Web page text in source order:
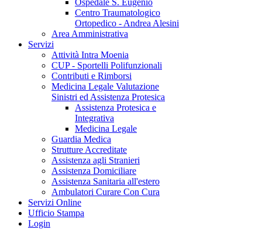
Ospedale S. Eugenio
Centro Traumatologico
Ortopedico - Andrea Alesini
Area Amministrativa
Servizi
Attività Intra Moenia
CUP - Sportelli Polifunzionali
Contributi e Rimborsi
Medicina Legale Valutazione
Sinistri ed Assistenza Protesica
Assistenza Protesica e
Integrativa
Medicina Legale
Guardia Medica
Strutture Accreditate
Assistenza agli Stranieri
Assistenza Domiciliare
Assistenza Sanitaria all'estero
Ambulatori Curare Con Cura
Servizi Online
Ufficio Stampa
Login